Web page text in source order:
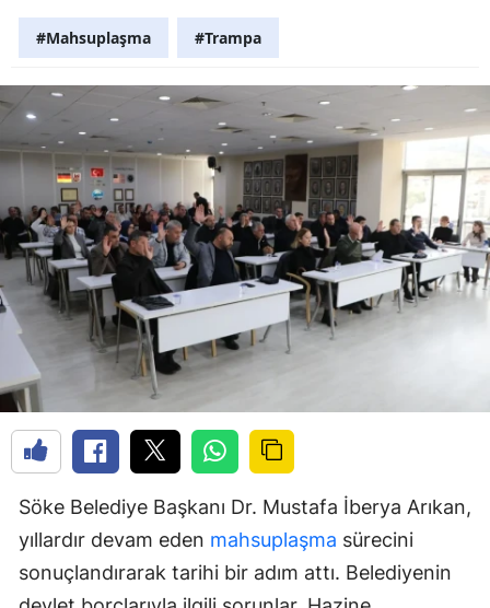
#Mahsuplaşma #Trampa
Söke Belediye Başkanı Dr. Mustafa İberya Arıkan,
yıllardır devam eden mahsuplaşma sürecini
sonuçlandırarak tarihi bir adım attı. Belediyenin